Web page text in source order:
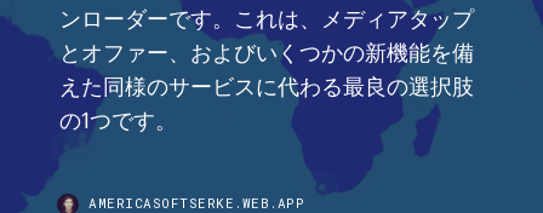
ンローダーです。これは、メディアタップ
とオファー、およびいくつかの新機能を備
えた同様のサービスに代わる最良の選択肢
の1つです。
AMERICASOFTSERKE.WEB.APP